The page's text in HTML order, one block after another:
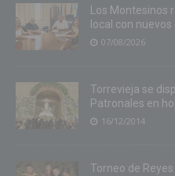
Los Montesinos
local con
07/08/2026
Torrevieja se
Patronales en
16/12/2014
Torneo de